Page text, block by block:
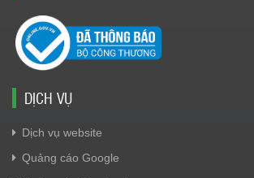
DỊCH VỤ
Dịch vụ website
Quảng cáo Google